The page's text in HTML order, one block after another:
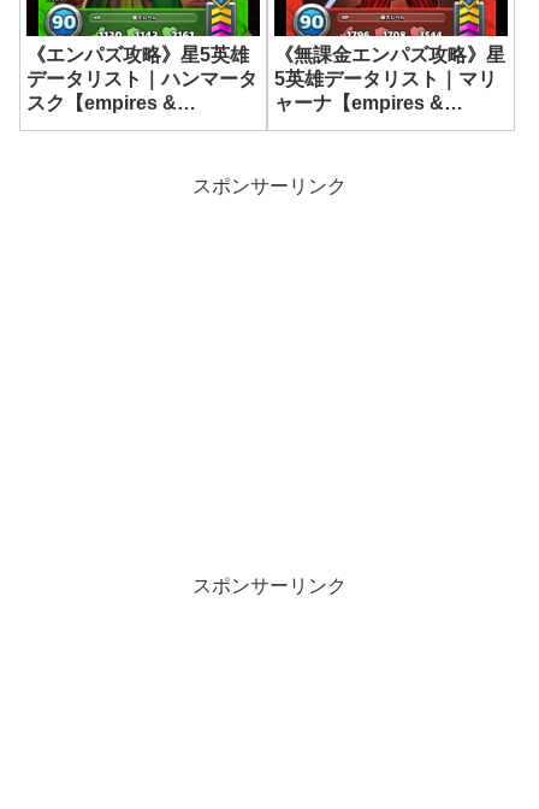
《エンパズ攻略》星5英雄
データリスト｜ハンマータ
スク【empires &
puzzles】
《無課金エンパズ攻略》星
5英雄データリスト｜マリ
ャーナ【empires &
puzzles】
スポンサーリンク
スポンサーリンク